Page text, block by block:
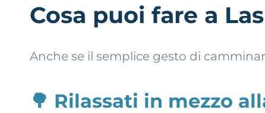
Cosa puoi fare a
Anche se il semplice gesto di
🌳 Rilassati in mezzo